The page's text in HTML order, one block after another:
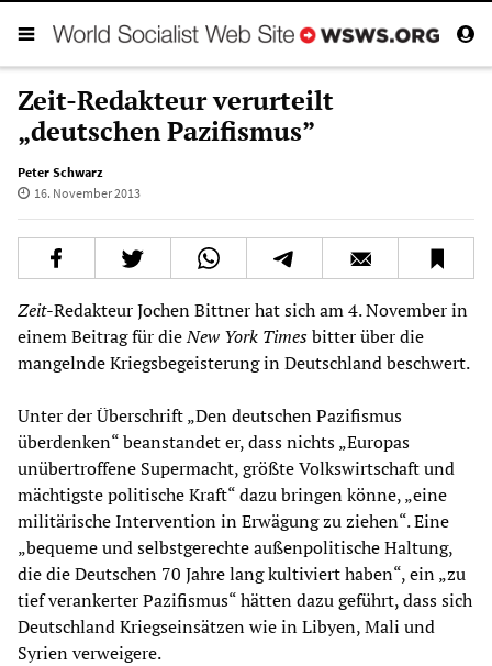
Zeit-Redakteur verurteilt
„deutschen Pazifismus”
Peter Schwarz
16. November 2013
Zeit-Redakteur Jochen Bittner hat sich am 4. November in
einem Beitrag für dieNew York Timesbitter über die
mangelnde Kriegsbegeisterung in Deutschland beschwert.
Unter der Überschrift „Den deutschen Pazifismus
überdenken“ beanstandet er, dass nichts „Europas
unübertroffene Supermacht, größte Volkswirtschaft und
mächtigste politische Kraft“ dazu bringen könne, „eine
militärische Intervention in Erwägung zu ziehen“. Eine
„bequeme und selbstgerechte außenpolitische Haltung,
die die Deutschen 70 Jahre lang kultiviert haben“, ein „zu
tief verankerter Pazifismus“ hätten dazu geführt, dass sich
Deutschland Kriegseinsätzen wie in Libyen, Mali und
Syrien verweigere.